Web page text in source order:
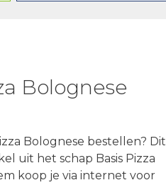
Bolognese
Bolognese bestellen? Dit
uit het schap Basis Pizza
koop je via internet voor